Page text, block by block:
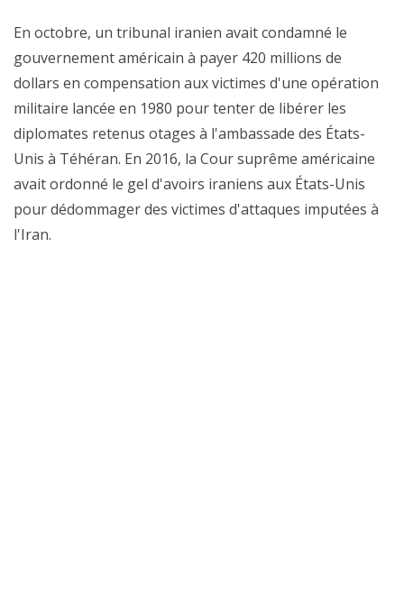
En octobre, un tribunal iranien avait condamné le
gouvernement américain à payer 420 millions de
dollars en compensation aux victimes d'une opération
militaire lancée en 1980 pour tenter de libérer les
diplomates retenus otages à l'ambassade des États-
Unis à Téhéran. En 2016, la Cour suprême américaine
avait ordonné le gel d'avoirs iraniens aux États-Unis
pour dédommager des victimes d'attaques imputées à
l'Iran.